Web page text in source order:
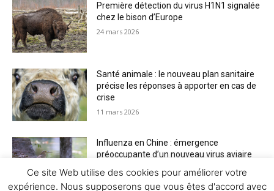
Première détection du virus H1N1 signalée
chez le bison d’Europe
24 mars 2026
Santé animale : le nouveau plan sanitaire
précise les réponses à apporter en cas de
crise
11 mars 2026
Influenza en Chine : émergence
préoccupante d’un nouveau virus aviaire
Ce site Web utilise des cookies pour améliorer votre
expérience. Nous supposerons que vous êtes d'accord avec